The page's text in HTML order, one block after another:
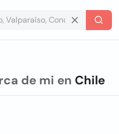
de mi en Chile